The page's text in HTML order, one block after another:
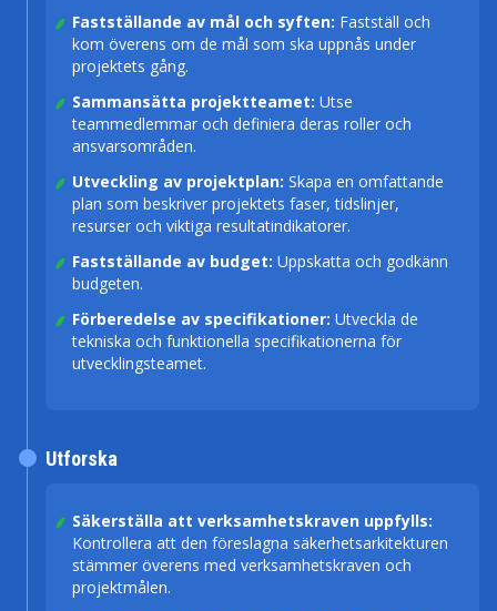
Fastställande av mål och syften: Fastställ och
kom överens om de mål som ska uppnås under
projektets gång.
Sammansätta projektteamet: Utse
teammedlemmar och definiera deras roller och
ansvarsområden.
Utveckling av projektplan: Skapa en omfattande
plan som beskriver projektets faser, tidslinjer,
resurser och viktiga resultatindikatorer.
Fastställande av budget: Uppskatta och godkänn
budgeten.
Förberedelse av specifikationer: Utveckla de
tekniska och funktionella specifikationerna för
utvecklingsteamet.
Säkerställa att verksamhetskraven uppfylls:
Kontrollera att den föreslagna säkerhetsarkitekturen
stämmer överens med verksamhetskraven och
projektmålen.
Utforska